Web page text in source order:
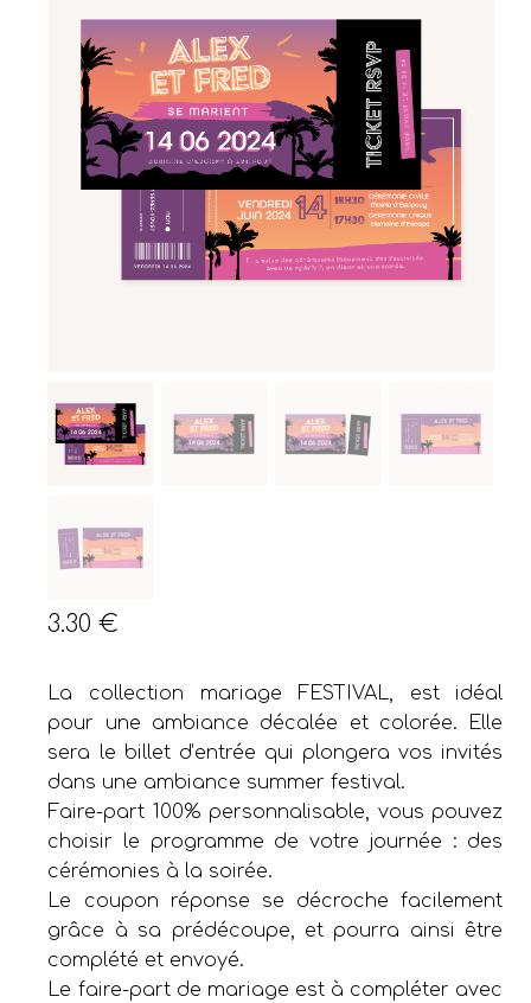
3.30€
La collection mariage FESTIVAL, est idéal
pour une ambiance décalée et colorée. Elle
sera le billet d’entrée qui plongera vos invités
dans une ambiance summer festival.
Faire-part 100% personnalisable, vous pouvez
choisir le programme de votre journée : des
cérémonies à la soirée.
Le coupon réponse se décroche facilement
grâce à sa prédécoupe, et pourra ainsi être
complété et envoyé.
Le faire-part de mariage est à compléter avec